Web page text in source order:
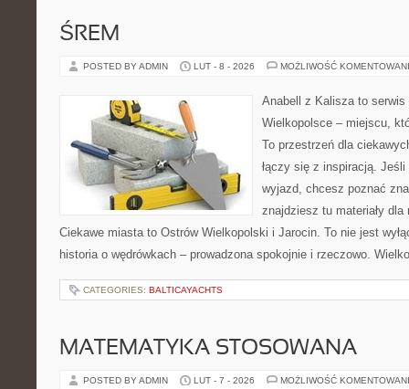
ŚREM
POSTED BY ADMIN LUT - 8 - 2026 MOŻLIWOŚĆ
Anabell z Kalisza to
Wielkopolsce – miejscu,
To przestrzeń dla
łączy się z inspiracją.
wyjazd, chcesz poznać
znajdziesz tu materiały
Ciekawe miasta to Ostrów Wielkopolski i Jarocin. To nie jest
historia o wędrówkach – prowadzona spokojnie i rzeczowo.
CATEGORIES: BALTICAYACHTS
MATEMATYKA STOSOWANA
POSTED BY ADMIN LUT - 7 - 2026 MOŻLIWOŚĆ